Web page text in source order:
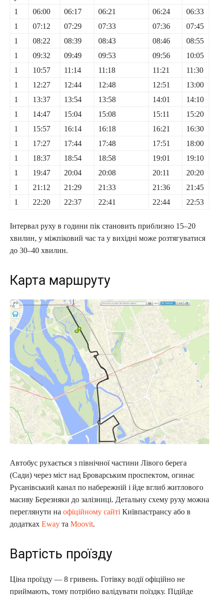
1
06:00 06:17 06:21 06:24
06:33
1
07:12 07:29 07:33 07:36
07:45
1
08:22 08:39 08:43 08:46
08:55
1
09:32 09:49 09:53 09:56
10:05
1
10:57 11:14 11:18 11:21
11:30
1
12:27 12:44 12:48 12:51
13:00
1
13:37 13:54 13:58 14:01
14:10
1
14:47 15:04 15:08 15:11
15:20
1
15:57 16:14 16:18 16:21
16:30
1
17:27 17:44 17:48 17:51
18:00
1
18:37 18:54 18:58 19:01
19:10
1
19:47 20:04 20:08 20:11
20:20
1
21:12 21:29 21:33 21:36
21:45
1
22:20 22:37 22:41 22:44 22:53
Інтервал руху в години пік становить приблизно 15–20
хвилин, у міжпіковий час та у вихідні може розтягуватися
до 30–40 хвилин.
Карта маршруту
Автобус рухається з північної частини Лівого берега
(Сади) через міст над Броварським проспектом, огинає
Русанівський канал по набережній і йде вглиб житлового
масиву Березняки до залізниці. Детальну схему руху можна
переглянути на офіційному сайті Київпастрансу або в
додатках Eway та Moovit.
Вартість проїзду
Ціна проїзду — 8 гривень. Готівку водії офіційно не
приймають, тому потрібно валідувати поїздку. Підійде